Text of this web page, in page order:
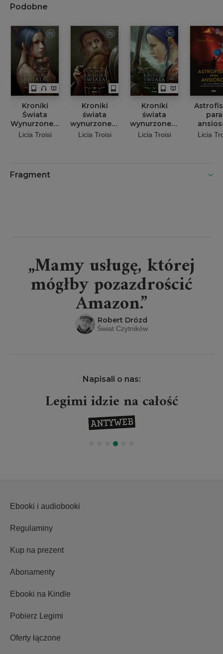
Podobne
Kroniki
Świata
Wynurzonego.
Tom 1: Nihal
Licia Troisi
Kroniki
świata
wynurzonego.
Tom 3;
Licia Troisi
Kroniki
świata
wynurzonego.
Tom 4:
Licia Troisi
para
Licia
Fragment
„Mamy usługę, której
mógłby pozazdrościć
Amazon.”
Robert Drózd
Świat Czytników
Napisali o nas:
Legimi idzie na całość
Ebooki i audiobooki
Regulaminy
Kup na prezent
Abonamenty
Ebooki na Kindle
Pobierz Legimi
Oferty łączone